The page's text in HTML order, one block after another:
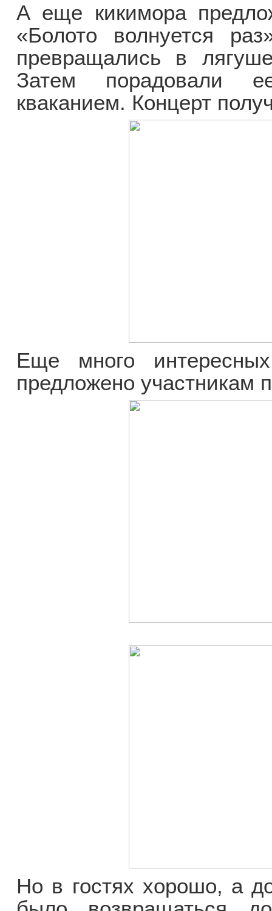
А еще кикимора
«Болото волнуется
превращались в
Затем порадовали
кваканием. Концерт
Еще много
предложено участникам
Но в гостях хорошо, а